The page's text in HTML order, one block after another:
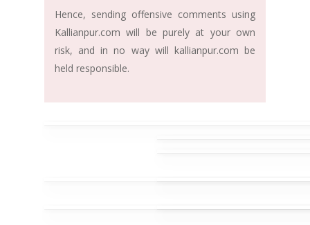
Hence, sending offensive comments using
Kallianpur.com will be purely at your own
risk, and in no way will kallianpur.com be
held responsible.